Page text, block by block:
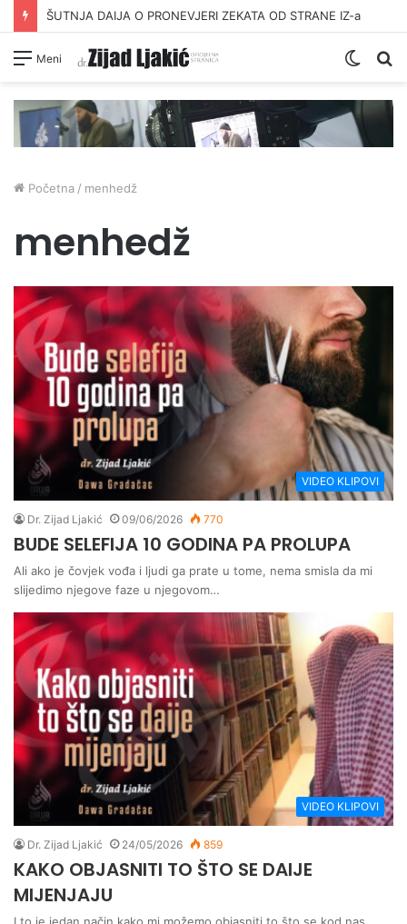
ŠUTNJA DAIJA O PRONEVJERI ZEKATA OD STRANE IZ-a
Meni
Switch
Početna / menhedž
menhedž
VIDEO KLIPOVI
Dr. Zijad Ljakić 09/06/2026 770
BUDE SELEFIJA 10 GODINA PA PROLUPA
Ali ako je čovjek vođa i ljudi ga prate u tome, nema smisla da mi
slijedimo njegove faze u njegovom…
VIDEO KLIPOVI
Dr. Zijad Ljakić 24/05/2026 859
KAKO OBJASNITI TO ŠTO SE DAIJE
MIJENJAJU